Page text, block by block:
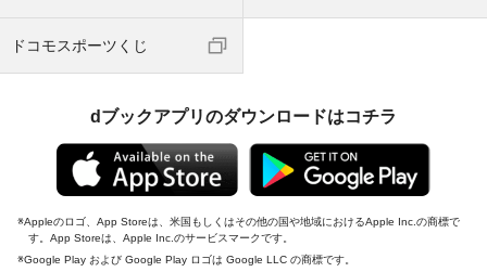
ドコモスポーツくじ
dブックアプリのダウンロードはコチラ
Appleのロゴ、App Storeは、米国もしくはその他の国や地域におけるApple Inc.の商標で
す。App Storeは、Apple Inc.のサービスマークです。
Google Play および Google Play ロゴは Google LLC の商標です。